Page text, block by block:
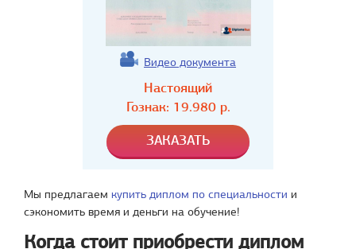
Видео документа
Настоящий
Гознак: 19.980р.
Мы предлагаем купить диплом по специальности и
сэкономить время и деньги на обучение!
Когда стоит приобрести диплом